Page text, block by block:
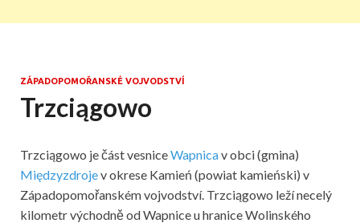
ZÁPADOPOMOŘANSKÉ VOJVODSTVÍ
Trzciągowo
Trzciągowo je část vesniceWapnicav obci (gmina)
Międzyzdrojev okrese Kamień (powiat kamieński) v
Západopomořanském vojvodství. Trzciągowo leží necelý
kilometr východně od Wapnice u hranice Wolinského